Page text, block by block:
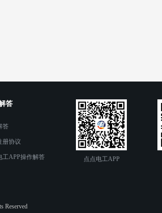
答
答
册协议
工APP操作解答 点点电工APP
Reserved